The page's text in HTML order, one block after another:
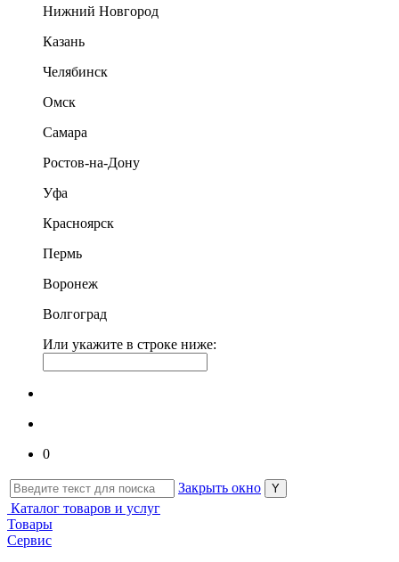
Нижний Новгород
Казань
Челябинск
Омск
Самара
Ростов-на-Дону
Уфа
Красноярск
Пермь
Воронеж
Волгоград
Или укажите в строке ниже:
0
Закрыть окно
Каталог товаров и услуг
Товары
Сервис